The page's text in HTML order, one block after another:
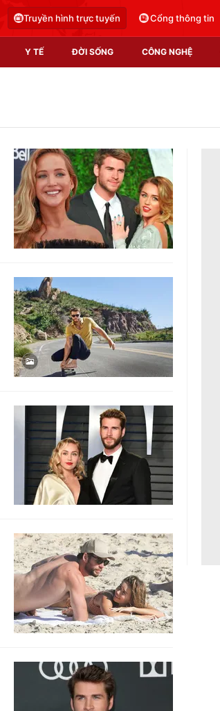
Truyền hình trực tuyến Cổng thông tin
Y TẾ ĐỜI SỐNG CÔNG NGHỆ
Video
Shorts video
Podcast
EMagazine
Photo
Infographic
Góc ảnh
Công nghệ
Hitech Công nghệ tương lai
Sản phẩm
Thị trường
Tư vấn